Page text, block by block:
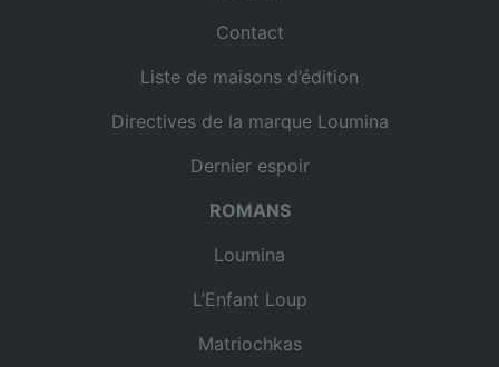
Contact
Liste de maisons d’édition
Directives de la marque Loumina
Dernier espoir
ROMANS
Loumina
L’Enfant Loup
Matriochkas